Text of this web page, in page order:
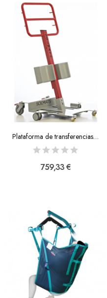
Plataforma de transferencias Solwey
759,33 €